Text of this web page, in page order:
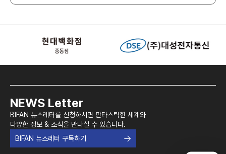
NEWS Letter
BIFAN 뉴스레터를 신청하시면 판타스틱한 세계와
다양한 정보 & 소식을 만나실 수 있습니다.
BIFAN 뉴스레터 구독하기